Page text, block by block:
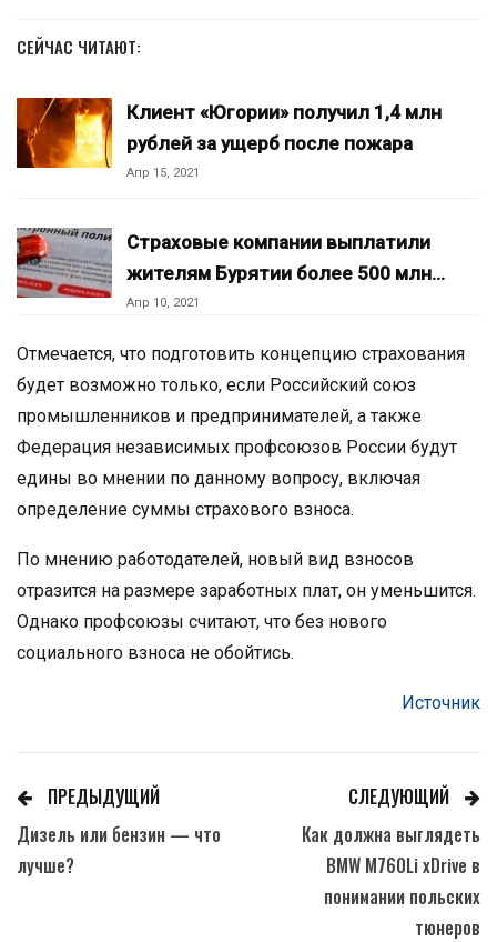
СЕЙЧАС ЧИТАЮТ:
Клиент «Югории» получил 1,4 млн
рублей за ущерб после пожара
Апр 15, 2021
Страховые компании выплатили
жителям Бурятии более 500 млн…
Апр 10, 2021
Отмечается, что подготовить концепцию страхования
будет возможно только, если Российский союз
промышленников и предпринимателей, а также
Федерация независимых профсоюзов России будут
едины во мнении по данному вопросу, включая
определение суммы страхового взноса.
По мнению работодателей, новый вид взносов
отразится на размере заработных плат, он уменьшится.
Однако профсоюзы считают, что без нового
социального взноса не обойтись.
Источник
ПРЕДЫДУЩИЙ
Дизель или бензин — что
лучше?
СЛЕДУЮЩИЙ
Как должна выглядеть
BMW M760Li xDrive в
понимании польских
тюнеров